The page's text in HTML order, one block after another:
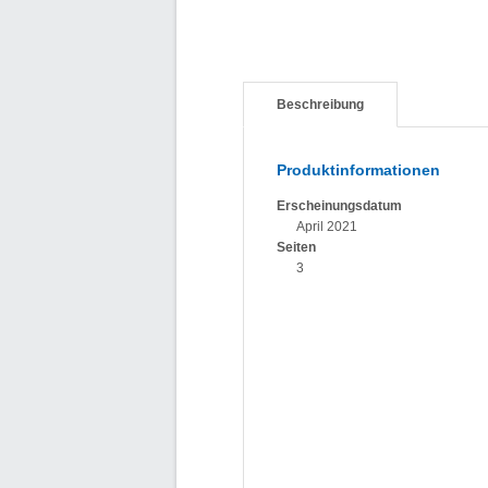
Beschreibung
Produktinformationen
Erscheinungsdatum
April 2021
Seiten
3